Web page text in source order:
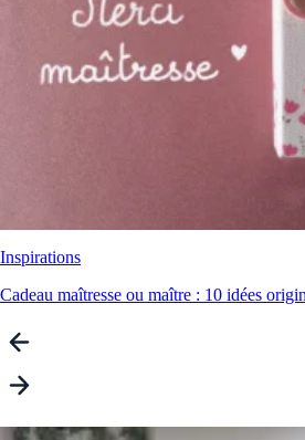
Inspirations
Cadeau maîtresse ou maître : 10 idées